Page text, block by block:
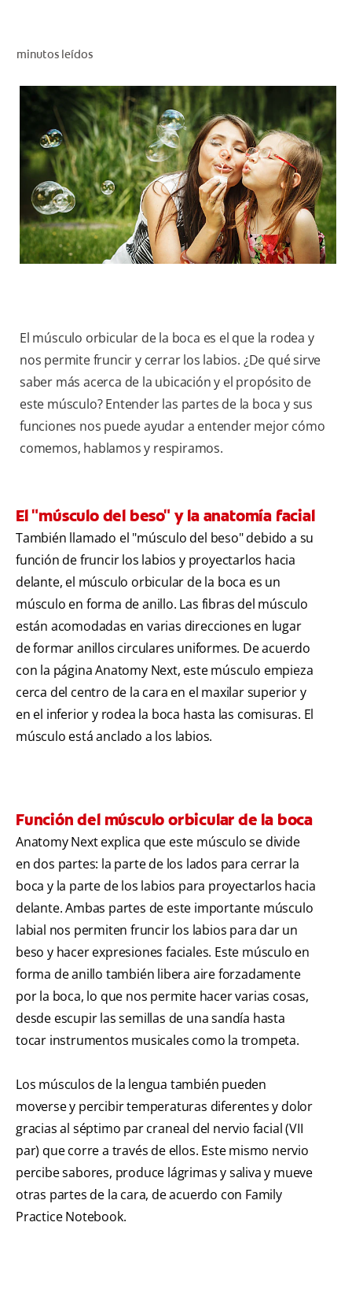
PROMOCIONES
HN (ES)
SUSCRÍBASE
minutos leídos
El músculo orbicular de la boca es el que la rodea y
nos permite fruncir y cerrar los labios. ¿De qué sirve
saber más acerca de la ubicación y el propósito de
este músculo? Entender las partes de la boca y sus
funciones nos puede ayudar a entender mejor cómo
comemos, hablamos y respiramos.
El "músculo del beso" y la anatomía facial
También llamado el "músculo del beso" debido a su
función de fruncir los labios y proyectarlos hacia
delante, el músculo orbicular de la boca es un
músculo en forma de anillo. Las fibras del músculo
están acomodadas en varias direcciones en lugar
de formar anillos circulares uniformes. De acuerdo
con la página Anatomy Next, este músculo empieza
cerca del centro de la cara en el maxilar superior y
en el inferior y rodea la boca hasta las comisuras. El
músculo está anclado a los labios.
Función del músculo orbicular de la boca
Anatomy Next explica que este músculo se divide
en dos partes: la parte de los lados para cerrar la
boca y la parte de los labios para proyectarlos hacia
delante. Ambas partes de este importante músculo
labial nos permiten fruncir los labios para dar un
beso y hacer expresiones faciales. Este músculo en
forma de anillo también libera aire forzadamente
por la boca, lo que nos permite hacer varias cosas,
desde escupir las semillas de una sandía hasta
tocar instrumentos musicales como la trompeta.
Los músculos de la lengua también pueden
moverse y percibir temperaturas diferentes y dolor
gracias al séptimo par craneal del nervio facial (VII
par) que corre a través de ellos. Este mismo nervio
percibe sabores, produce lágrimas y saliva y mueve
otras partes de la cara, de acuerdo con Family
Practice Notebook.